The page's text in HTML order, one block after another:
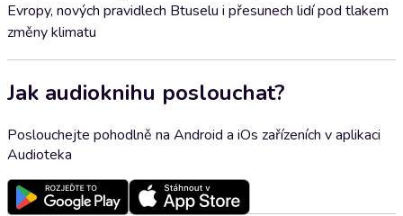
Evropy, nových pravidlech Btuselu i přesunech lidí pod tlakem
změny klimatu
Jak audioknihu poslouchat?
Poslouchejte pohodlně na Android a iOs zařízeních v aplikaci
Audioteka